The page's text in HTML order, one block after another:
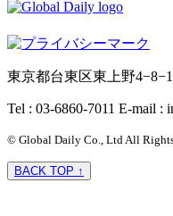
東京都台東区東上野
Tel : 03-6860-7011 E-mail :
© Global Daily Co., Ltd All
BACK TOP ↑